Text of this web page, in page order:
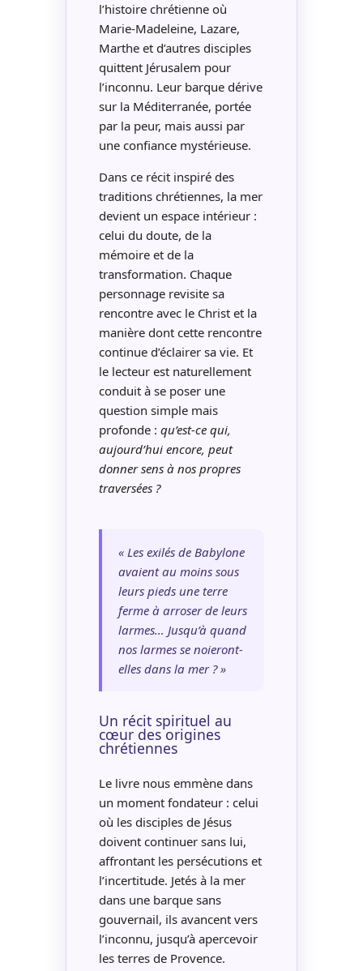
l’histoire chrétienne où
Marie-Madeleine, Lazare,
Marthe et d’autres disciples
quittent Jérusalem pour
l’inconnu. Leur barque dérive
sur la Méditerranée, portée
par la peur, mais aussi par
une confiance mystérieuse.
Dans ce récit inspiré des
traditions chrétiennes, la mer
devient un espace intérieur :
celui du doute, de la
mémoire et de la
transformation. Chaque
personnage revisite sa
rencontre avec le Christ et la
manière dont cette rencontre
continue d’éclairer sa vie. Et
le lecteur est naturellement
conduit à se poser une
question simple mais
profonde : qu’est-ce qui,
aujourd’hui encore, peut
donner sens à nos propres
traversées ?
« Les exilés de Babylone
avaient au moins sous
leurs pieds une terre
ferme à arroser de leurs
larmes… Jusqu’à quand
nos larmes se noieront-
elles dans la mer ? »
Un récit spirituel au
cœur des origines
chrétiennes
Le livre nous emmène dans
un moment fondateur : celui
où les disciples de Jésus
doivent continuer sans lui,
affrontant les persécutions et
l’incertitude. Jetés à la mer
dans une barque sans
gouvernail, ils avancent vers
l’inconnu, jusqu’à apercevoir
les terres de Provence.